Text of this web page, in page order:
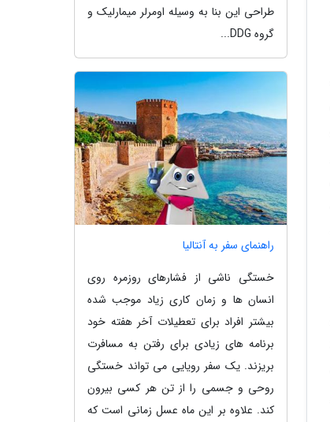
طراحی این بنا به وسیله اومرلر میمارلیک و
گروه DDG...
راهنمای سفر به آنتالیا
خستگی ناشی از فشارهای روزمره روی
انسان ها و زمان کاری زیاد موجب شده
بیشتر افراد برای تعطیلات آخر هفته خود
برنامه های زیادی برای رفتن به مسافرت
بریزند. یک سفر رویایی می تواند خستگی
روحی و جسمی را از تن هر کسی بیرون
کند. علاوه بر این ماه عسل زمانی است که